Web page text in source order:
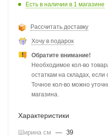
Есть в наличии в 1 магазине
Рассчитать доставку
Хочу в подарок
Обратите внимание!
Необходимое кол-во
остаткам на складах,
Точное кол-во можно
магазина.
Характеристики
Ширина см — 39